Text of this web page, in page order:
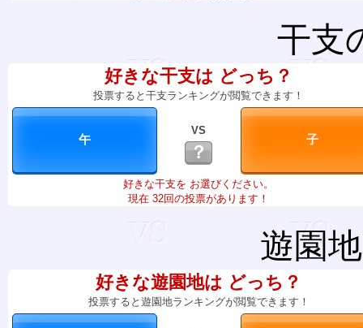
干支
好きな干支は どっち？
投票すると干支ランキングが閲覧できます！
VS
？
好きな干支を お選びください。
現在 32回の投票があります！
遊園
好きな遊園地は どっち？
投票すると遊園地ランキングが閲覧できます！